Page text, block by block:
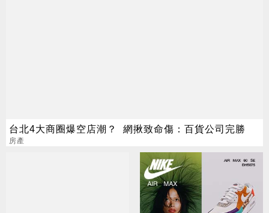
台北4大商圈爆空店潮？ 網揪致命傷：百貨公司完勝
房產